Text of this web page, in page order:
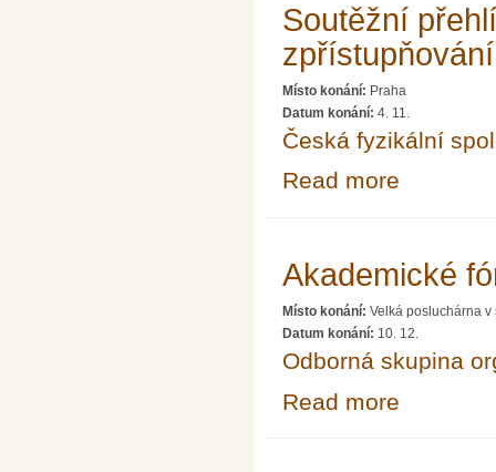
Soutěžní
Místo konání: Praha
Datum konání: 4. 11.
Česká fyzikální
Read more
Akademické
Místo konání: Velká posluchárna v
Datum konání: 10. 12.
Odborná skupina
Read more